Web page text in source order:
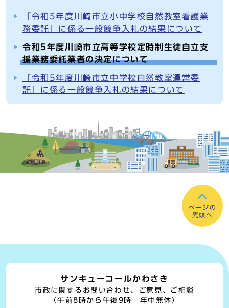
「令和5年度川崎市立小中学校自然教室看護業
務委託」に係る一般競争入札の結果について
令和5年度川崎市立高等学校定時制生徒自立支
援業務委託業者の決定について
「令和5年度川崎市立中学校自然教室運営委
託」に係る一般競争入札の結果について
ページの
先頭へ
サンキューコールかわさき
市政に関するお問い合わせ、ご意見、ご相談
（午前8時から午後9時 年中無休）